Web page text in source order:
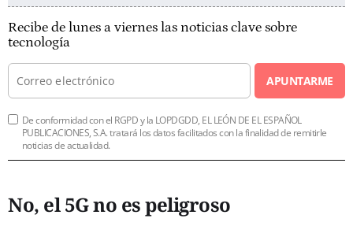
Recibe de lunes a viernes las noticias clave sobre
tecnología
APUNTARME
De conformidad con el RGPD y la LOPDGDD, EL LEÓN DE EL ESPAÑOL
PUBLICACIONES, S.A. tratará los datos facilitados con la finalidad de remitirle
noticias de actualidad.
No, el 5G no es peligroso